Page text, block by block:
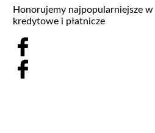
Honorujemy najpopularniejsze
kredytowe i płatnicze